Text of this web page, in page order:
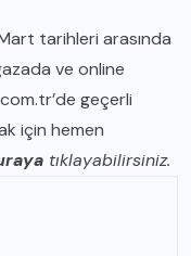
tarihleri arasında
ve online
geçerli
için hemen
tıklayabilirsiniz.